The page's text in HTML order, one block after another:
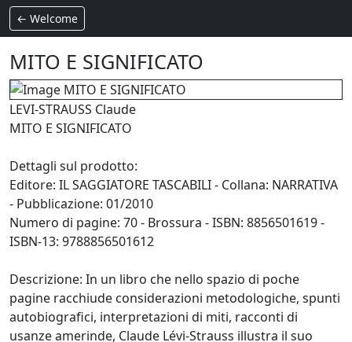
← Welcome
MITO E SIGNIFICATO
LEVI-STRAUSS Claude
MITO E SIGNIFICATO
Dettagli sul prodotto:
Editore: IL SAGGIATORE TASCABILI - Collana: NARRATIVA
- Pubblicazione: 01/2010
Numero di pagine: 70 - Brossura - ISBN: 8856501619 -
ISBN-13: 9788856501612
Descrizione: In un libro che nello spazio di poche
pagine racchiude considerazioni metodologiche, spunti
autobiografici, interpretazioni di miti, racconti di
usanze amerinde, Claude Lévi-Strauss illustra il suo